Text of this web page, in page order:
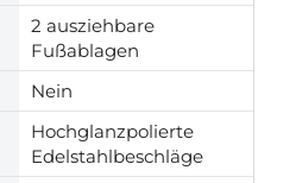
2 ausziehbare
Fußablagen
Nein
Hochglanzpolierte
Edelstahlbeschläge